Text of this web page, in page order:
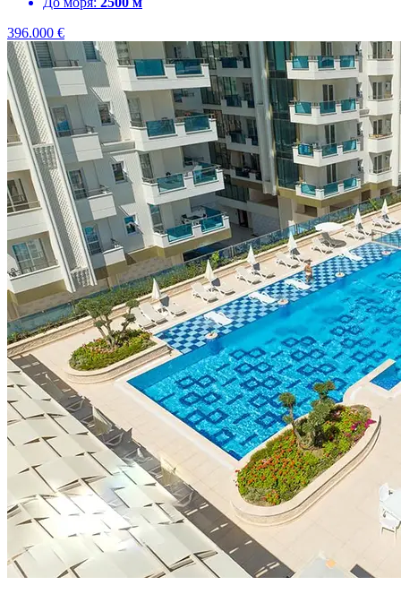
396.000 €